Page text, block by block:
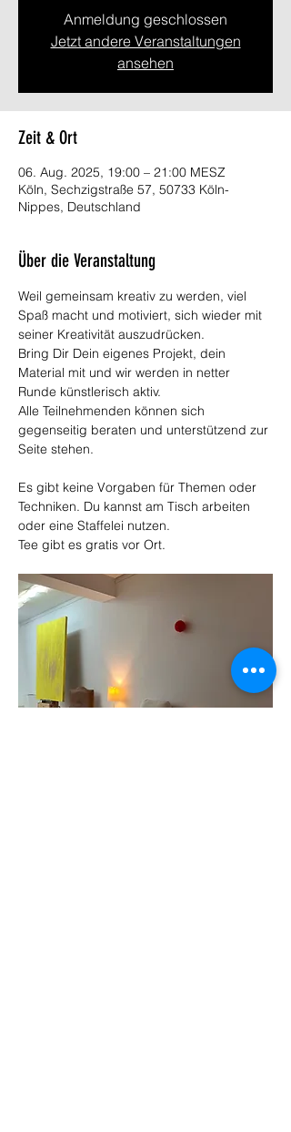
Anmeldung geschlossen
Jetzt andere Veranstaltungen
ansehen
Zeit & Ort
06. Aug. 2025, 19:00 – 21:00 MESZ
Köln, Sechzigstraße 57, 50733 Köln-
Nippes, Deutschland
Über die Veranstaltung
Weil gemeinsam kreativ zu werden, viel
Spaß macht und motiviert, sich wieder mit
seiner Kreativität auszudrücken.
Bring Dir Dein eigenes Projekt, dein
Material mit und wir werden in netter
Runde künstlerisch aktiv.
Alle Teilnehmenden können sich
gegenseitig beraten und unterstützend zur
Seite stehen.
Es gibt keine Vorgaben für Themen oder
Techniken. Du kannst am Tisch arbeiten
oder eine Staffelei nutzen.
Tee gibt es gratis vor Ort.